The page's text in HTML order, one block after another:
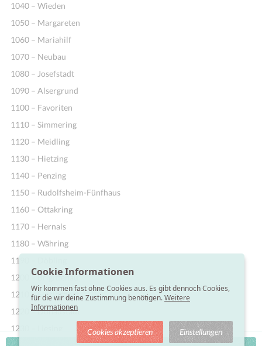
1040 – Wieden
1050 – Margareten
1060 – Mariahilf
1070 – Neubau
1080 – Josefstadt
1090 – Alsergrund
1100 – Favoriten
1110 – Simmering
1120 – Meidling
1130 – Hietzing
1140 – Penzing
1150 – Rudolfsheim-Fünfhaus
1160 – Ottakring
1170 – Hernals
1180 – Währing
1190 – Döbling
1200 – Brigittenau
1210 – Floridsdorf
1220 – Donaustadt
1230 – Liesing
Cookie Informationen
Wir kommen fast ohne Cookies aus. Es gibt dennoch Cookies,
für die wir deine Zustimmung benötigen.Weitere
Informationen
Cookies akzeptieren Einstellungen